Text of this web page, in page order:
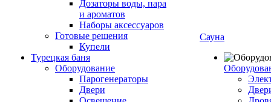
Дозаторы воды, пара
и ароматов
Наборы аксессуаров
Готовые решения
Купели
Турецкая баня
Оборудование
Парогенераторы
Двери
Сауна